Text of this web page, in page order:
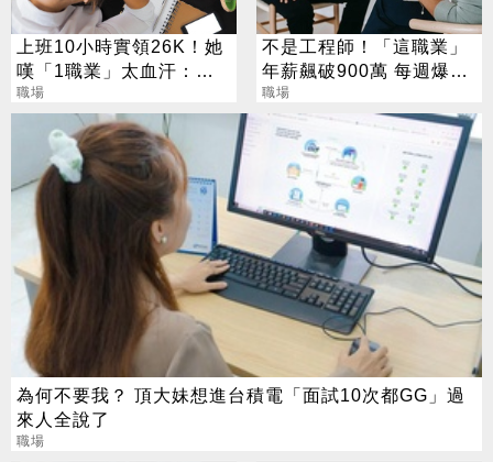
上班10小時實領26K！她
嘆「1職業」太血汗：真
的好累
職場
不是工程師！「這職業」
年薪飆破900萬 每週爆肝
70小時仍搶破頭
職場
為何不要我？ 頂大妹想進台積電「面試10次都GG」過
來人全說了
職場